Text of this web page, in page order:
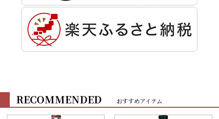
RECOMMENDED おすすめアイテム